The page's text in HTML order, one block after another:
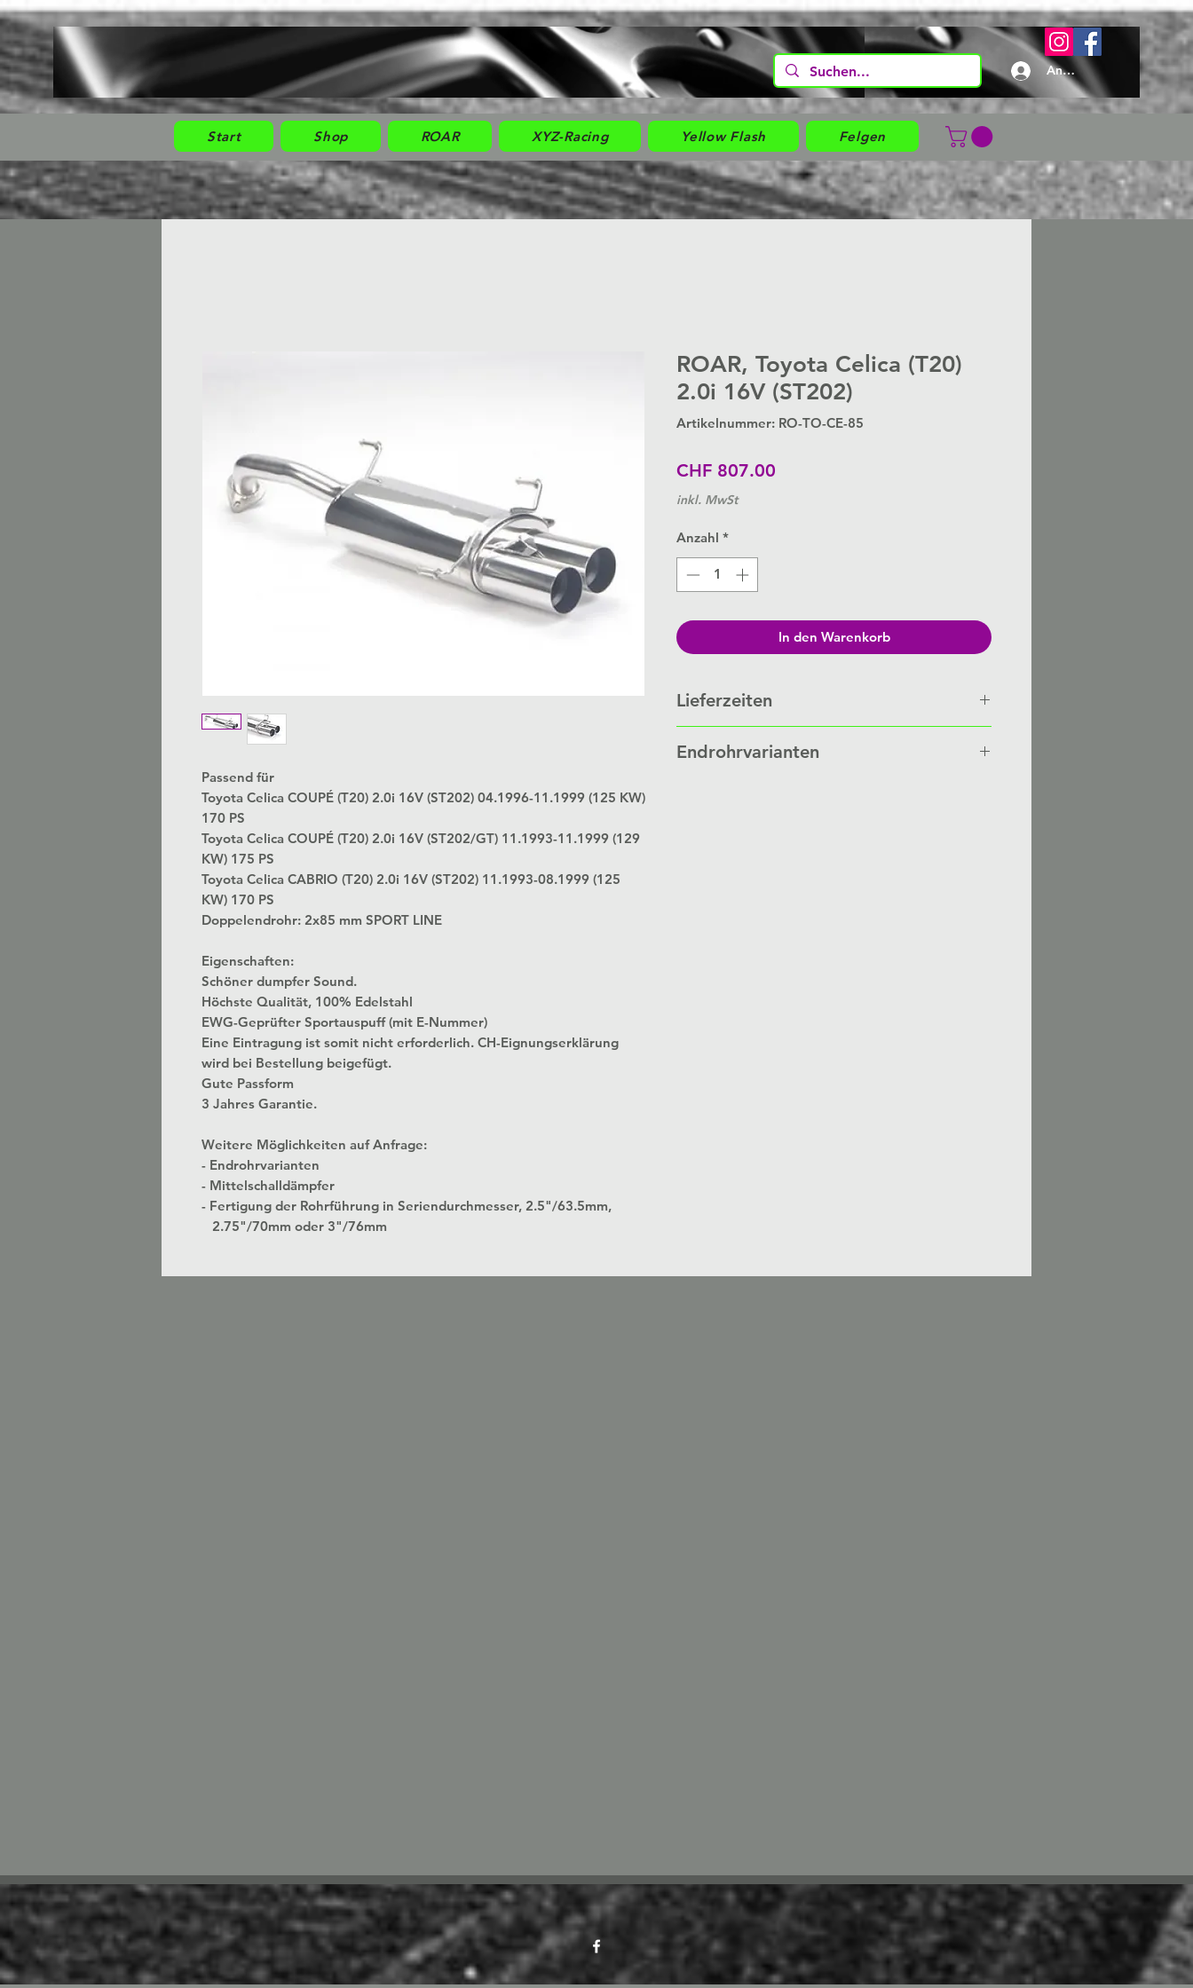
Anmelden
Start Shop ROAR XYZ-Racing Yellow Flash Felgen
Passend für
Toyota Celica COUPÉ (T20) 2.0i 16V (ST202) 04.1996-11.1999 (125 KW)
170 PS
Toyota Celica COUPÉ (T20) 2.0i 16V (ST202/GT) 11.1993-11.1999 (129
KW) 175 PS
Toyota Celica CABRIO (T20) 2.0i 16V (ST202) 11.1993-08.1999 (125
KW) 170 PS
Doppelendrohr: 2x85 mm SPORT LINE
Eigenschaften:
Schöner dumpfer Sound.
Höchste Qualität, 100% Edelstahl
EWG-Geprüfter Sportauspuff (mit E-Nummer)
Eine Eintragung ist somit nicht erforderlich. CH-Eignungserklärung
wird bei Bestellung beigefügt.
Gute Passform
3 Jahres Garantie.
Weitere Möglichkeiten auf Anfrage:
- Endrohrvarianten
- Mittelschalldämpfer
- Fertigung der Rohrführung in Seriendurchmesser, 2.5"/63.5mm,
2.75"/70mm oder 3"/76mm
ROAR, Toyota Celica (T20)
2.0i 16V (ST202)
Artikelnummer: RO-TO-CE-85
CHF 807.00
inkl. MwSt
Anzahl *
In den Warenkorb
Lieferzeiten
Bestellung.
Endrohrvarianten